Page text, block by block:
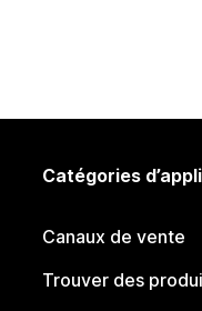
Catégories
Canaux de vente
Trouver des